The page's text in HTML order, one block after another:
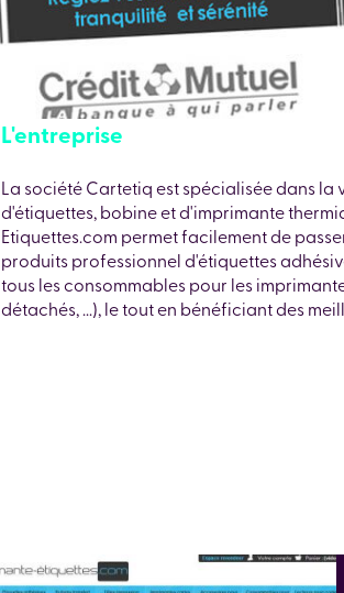
L'entreprise
La société Cartetiq est spécialisée dans la
d'étiquettes, bobine et d'imprimante
Etiquettes.com permet facilement de
produits professionnel d'étiquettes
tous les consommables pour les
détachés, ...), le tout en bénéficiant des